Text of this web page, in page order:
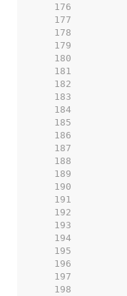
   176
   177
   178
   179
   180
   181
   182
   183
   184
   185
   186
   187
   188
   189
   190
   191
   192
   193
   194
   195
   196
   197
   198